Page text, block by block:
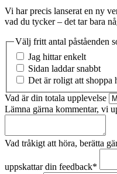
Vi har precis lanserat en ny
vad du tycker – det tar bara
Välj fritt antal påståenden
Jag hittar enkelt
Sidan laddar snabbt
Det är roligt att shoppa
Vad är din totala upplevelse
Lämna gärna kommentar, vi
Vad tråkigt att höra, berätta
uppskattar din feedback*